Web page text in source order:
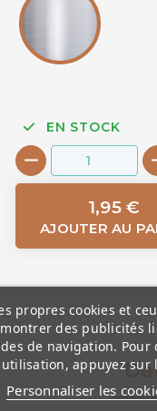
EN STOCK
1,95 €
AJOUTER AU
propres cookies et
des publicités
de navigation. Pour
appuyez sur
Personnaliser les